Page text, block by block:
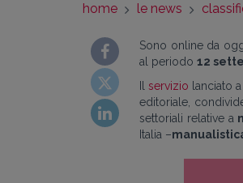
home le news
Sono online da
al periodo 12
servizio lanciato
editoriale,
settoriali relative a
Italia –